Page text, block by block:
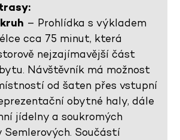
– Prohlídka s výkladem
cca 75 minut, která
nejzajímavější část
Návštěvník má možnost
od šaten přes vstupní
obytné haly, dále
jídelny a soukromých
Semlerových. Součástí